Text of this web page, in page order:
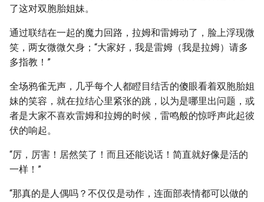
了这对双胞胎姐妹。
通过联结在一起的魔力回路，拉姆和雷姆动了，脸上浮现微
笑，两女微微欠身；“大家好，我是雷姆（我是拉姆）请多
多指教！”
全场鸦雀无声，几乎每个人都瞪目结舌的傻眼看着双胞胎姐
妹的笑容，就在拉结心里紧张的跳，以为是哪里出问题，或
者是大家不喜欢雷姆和拉姆的时候，雷鸣般的惊呼声此起彼
伏的响起。
“厉，厉害！居然笑了！而且还能说话！简直就好像是活的
一样！”
“那真的是人偶吗？不仅仅是动作，连面部表情都可以做的